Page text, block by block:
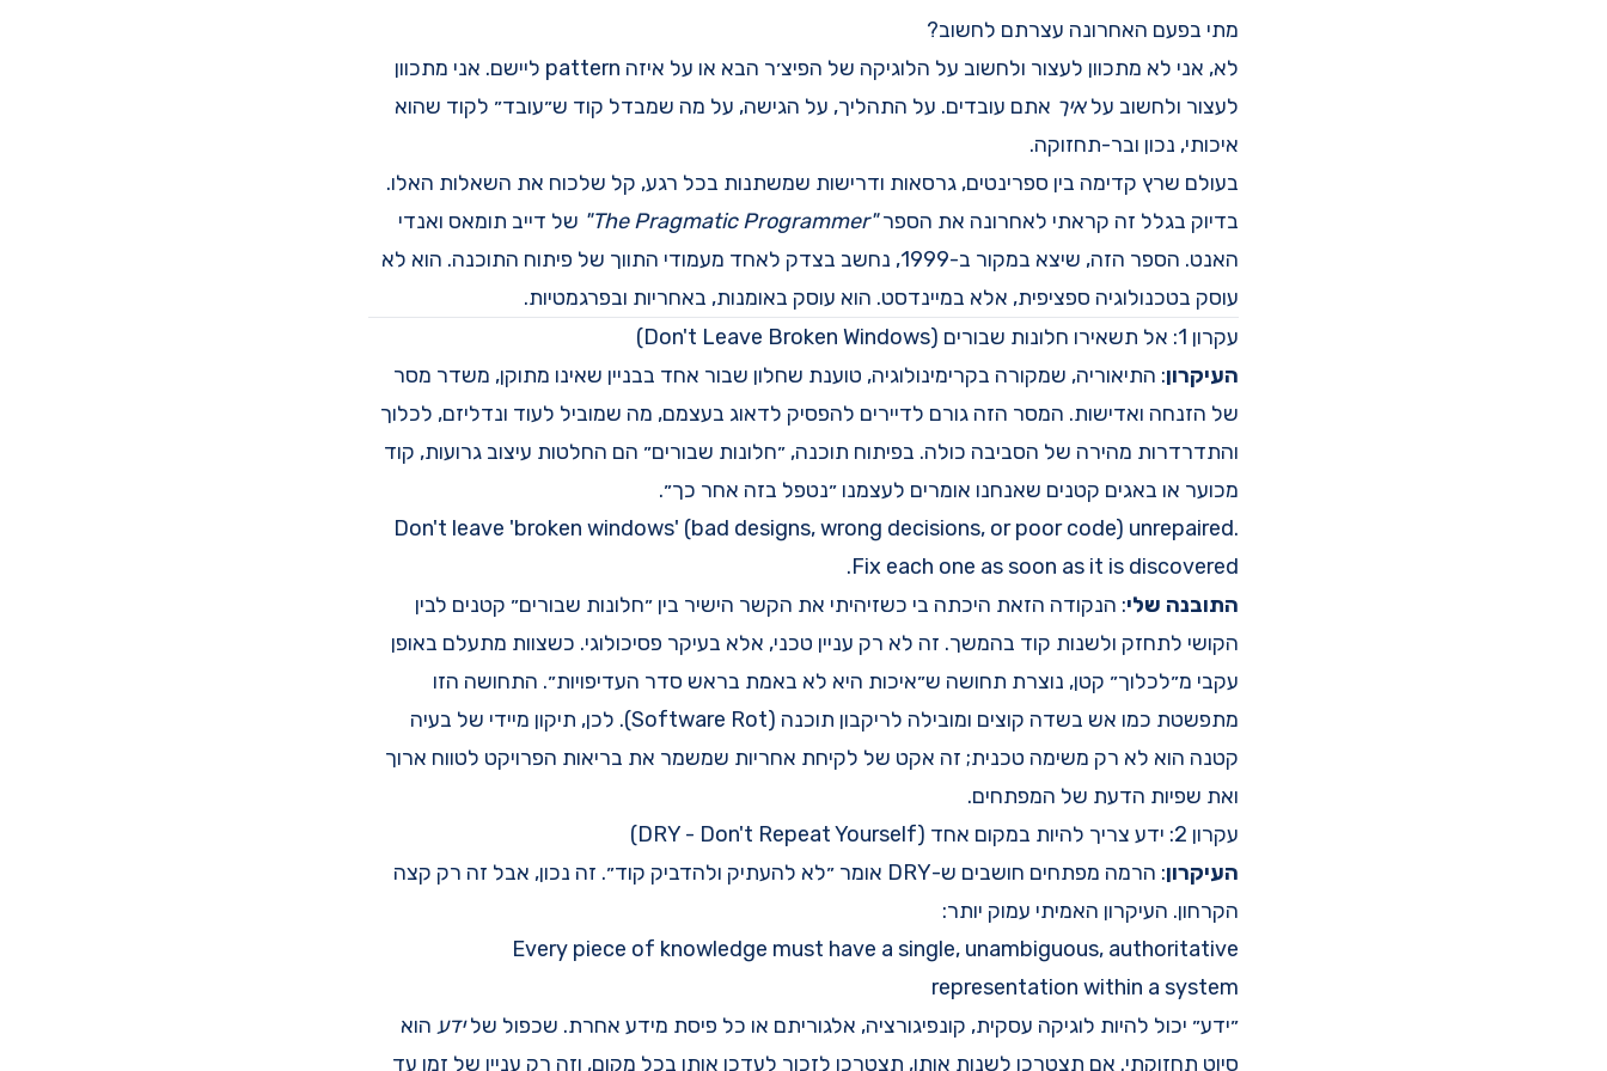
מתי בפעם האחרונה עצרתם לחשוב?
לא, אני לא מתכוון לעצור ולחשוב על הלוגיקה של הפיצ׳ר הבא או על איזה pattern ליישם. אני מתכוון
לעצור ולחשוב עלאיך אתם עובדים. על התהליך, על הגישה, על מה שמבדל קוד ש״עובד״ לקוד שהוא
איכותי, נכון ובר-תחזוקה.
בעולם שרץ קדימה בין ספרינטים, גרסאות ודרישות שמשתנות בכל רגע, קל שלכוח את השאלות האלו.
בדיוק בגלל זה קראתי לאחרונה את הספר"The Pragmatic Programmer"
של דייב תומאס ואנדי
האנט. הספר הזה, שיצא במקור ב-1999, נחשב בצדק לאחד מעמודי התווך של פיתוח התוכנה. הוא לא
עוסק בטכנולוגיה ספציפית, אלא במיינדסט. הוא עוסק באומנות, באחריות ובפרגמטיות.
עקרון 1: אל תשאירו חלונות שבורים (Don't Leave Broken Windows)
העיקרון: התיאוריה, שמקורה בקרימינולוגיה, טוענת שחלון שבור אחד בבניין שאינו מתוקן, משדר מסר
של הזנחה ואדישות. המסר הזה גורם לדיירים להפסיק לדאוג בעצמם, מה שמוביל לעוד ונדליזם, לכלוך
והתדרדרות מהירה של הסביבה כולה. בפיתוח תוכנה, ״חלונות שבורים״ הם החלטות עיצוב גרועות, קוד
מכוער או באגים קטנים שאנחנו אומרים לעצמנו ״נטפל בזה אחר כך״.
Don't leave 'broken windows' (bad designs, wrong decisions, or poor code) unrepaired.
Fix each one as soon as it is discovered.
התובנה שלי: הנקודה הזאת היכתה בי כשזיהיתי את הקשר הישיר בין ״חלונות שבורים״ קטנים לבין
הקושי לתחזק ולשנות קוד בהמשך. זה לא רק עניין טכני, אלא בעיקר פסיכולוגי. כשצוות מתעלם באופן
עקבי מ״לכלוך״ קטן, נוצרת תחושה ש״איכות היא לא באמת בראש סדר העדיפויות״. התחושה הזו
מתפשטת כמו אש בשדה קוצים ומובילה לריקבון תוכנה (Software Rot). לכן, תיקון מיידי של בעיה
קטנה הוא לא רק משימה טכנית; זה אקט של לקיחת אחריות שמשמר את בריאות הפרויקט לטווח ארוך
ואת שפיות הדעת של המפתחים.
עקרון 2: ידע צריך להיות במקום אחד (DRY - Don't Repeat Yourself)
העיקרון
: הרמה מפתחים חושבים ש-DRY אומר ״לא להעתיק ולהדביק קוד״. זה נכון, אבל זה רק קצה
הקרחון. העיקרון האמיתי עמוק יותר:
Every piece of knowledge must have a single, unambiguous, authoritative
representation within a system
״ידע״ יכול להיות לוגיקה עסקית, קונפיגורציה, אלגוריתם או כל פיסת מידע אחרת. שכפול שלידע הוא
סיוט תחזוקתי. אם תצטרכו לשנות אותו, תצטרכו לזכור לעדכן אותו בכל מקום, וזה רק עניין של זמן עד